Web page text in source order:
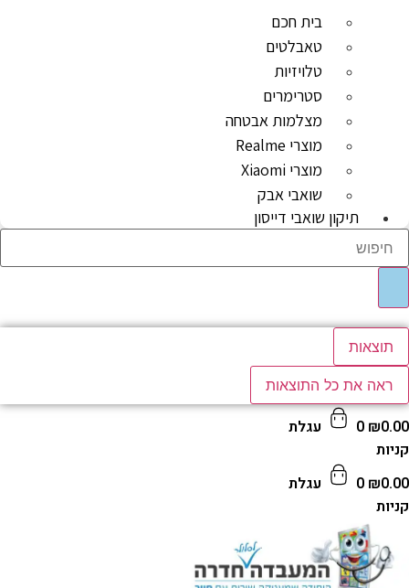
בית חכם
טאבלטים
טלויזיות
סטרימרים
מצלמות אבטחה
מוצרי Realme
מוצרי Xiaomi
שואבי אבק
תיקון שואבי דייסון
תוצאות
ראה את כל התוצאות
₪
0
עגלת
₪
0
עגלת